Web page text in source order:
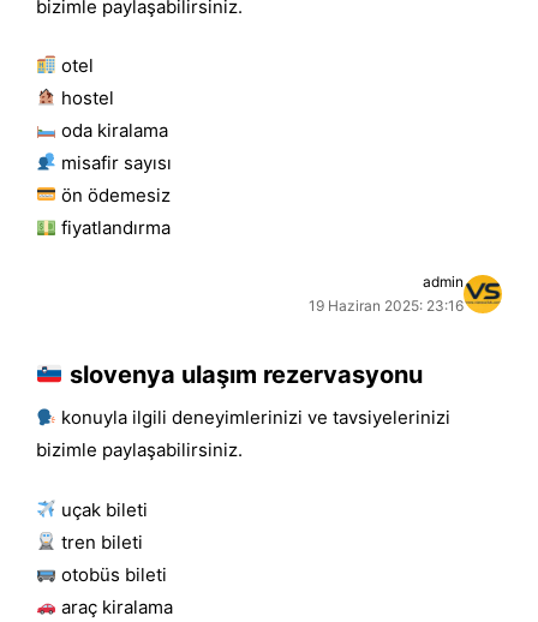
bizimle paylaşabilirsiniz.
otel
hostel
oda kiralama
misafir sayısı
ön ödemesiz
fiyatlandırma
admin
19 Haziran 2025: 23:16
slovenya ulaşım rezervasyonu
konuyla ilgili deneyimlerinizi ve tavsiyelerinizi
bizimle paylaşabilirsiniz.
uçak bileti
tren bileti
otobüs bileti
araç kiralama